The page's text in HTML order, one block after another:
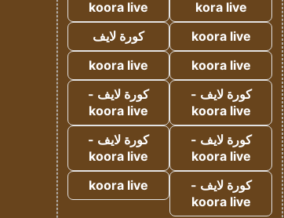
kora live
koora live
koora live
كورة لايف
koora live
koora live
كورة لايف -
koora live
كورة لايف -
koora live
كورة لايف -
koora live
كورة لايف -
koora live
كورة لايف -
koora live
koora live